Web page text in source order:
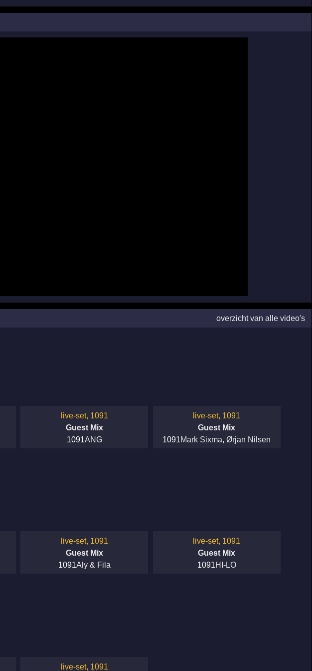
overzicht van alle video's
live-set, 1091
Guest Mix
1091ANG
live-set, 1091
Guest Mix
1091Mark Sixma,Ørjan Nilsen
live-set, 1091
Guest Mix
1091Aly & Fila
live-set, 1091
Guest Mix
1091HI-LO
live-set, 1091